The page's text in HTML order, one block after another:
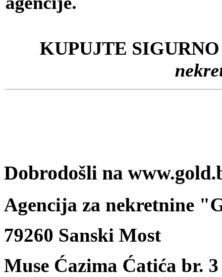
KUPUJTE
Dobrodošli na
Agencija za nekretnine
79260 Sanski Most
Muse Ćazima Ćatića br. 3